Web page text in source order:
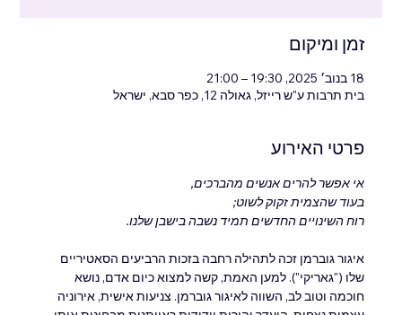
זמן ומיקום
18 בנוב׳ 2025, 19:30 – 21:00
בית תרבות ע"ש רייזל, גאולה 12, כפר סבא, ישראל
פרטי האירוע
אי אפשר להרים אנשים מהברכים,
בעוד שהצמית זקוק לשוט;
רוח השינויים החדשים תמיד נשבה בישבן שלנו.
איגור גוברמן זכה לתהילה רחבה בזכות הרביעים הסאטיריים
שלו ("גאריקי"). למען האמת, קשה למצוא כיום אדם, נושא
חוכמה וטוב לב, השווה לאיגור גוברמן. צניעות אישית, אירוניה